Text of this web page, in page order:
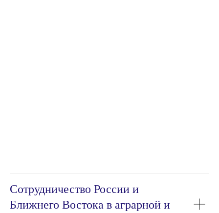
Сотрудничество России и
Ближнего Востока в аграрной и